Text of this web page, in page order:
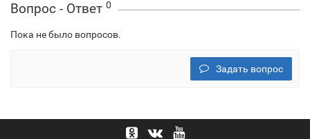
Вопрос - Ответ 0
Пока не было вопросов.
Задать вопрос